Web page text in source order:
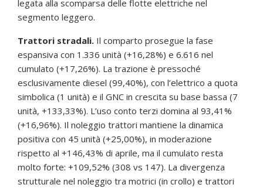
legata alla scomparsa delle flotte elettriche nel
segmento leggero.
Trattori stradali. Il comparto prosegue la fase
espansiva con 1.336 unità (+16,28%) e 6.616 nel
cumulato (+17,26%). La trazione è pressoché
esclusivamente diesel (99,40%), con l’elettrico a quota
simbolica (1 unità) e il GNC in crescita su base bassa (7
unità, +133,33%). L’uso conto terzi domina al 93,41%
(+16,96%). Il noleggio trattori mantiene la dinamica
positiva con 45 unità (+25,00%), in moderazione
rispetto al +146,43% di aprile, ma il cumulato resta
molto forte: +109,52% (308 vs 147). La divergenza
strutturale nel noleggio tra motrici (in crollo) e trattori